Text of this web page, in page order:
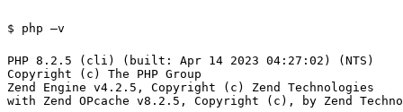
$ php –v
PHP 8.2.5 (cli) (built: Apr 14 2023 04:27:02) (NTS)
Copyright (c) The PHP Group
Zend Engine v4.2.5, Copyright (c) Zend Technologies
with Zend OPcache v8.2.5, Copyright (c), by Zend